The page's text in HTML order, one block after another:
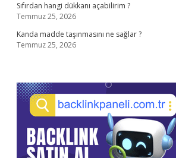
Sıfırdan hangi dükkanı açabilirim ?
Temmuz 25, 2026
Kanda madde taşınmasını ne sağlar ?
Temmuz 25, 2026